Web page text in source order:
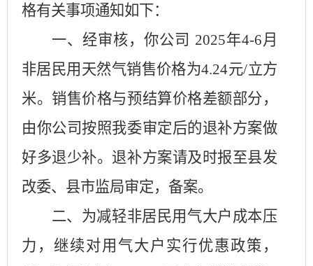
格有关事项通知如下：
一、 经审核，你公司 2025年4-6月
非居民用天然气销售价格为4.24元/立方
米。销售价格与预结算价格差额部分，
由你公司按照我委审定后的退补方案做
好多退少补。退补方案请及时报至县发
改委、县市监局审定，备案。
二、 为减轻非居民用气大户成本压
力，继续对用气大户实行优惠政策，